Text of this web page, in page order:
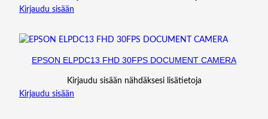
Kirjaudu sisään
EPSON ELPDC13 FHD 30FPS DOCUMENT CAMERA
Kirjaudu sisään nähdäksesi lisätietoja
Kirjaudu sisään